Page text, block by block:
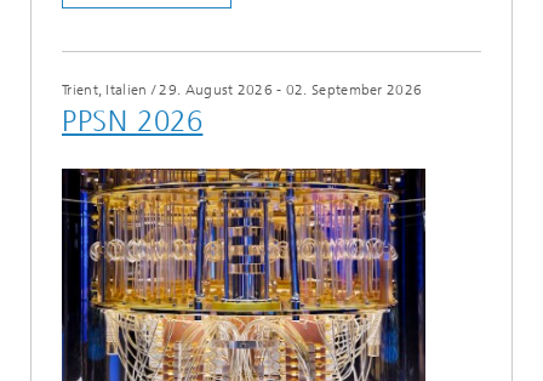
Trient, Italien /29. August 2026 - 02. September 2026
PPSN 2026